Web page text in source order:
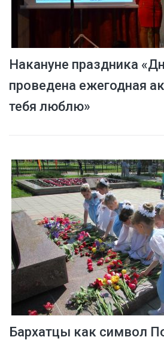
Накануне праздника
проведена ежегодная
тебя люблю»
Бархатцы как символ